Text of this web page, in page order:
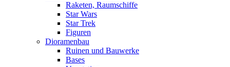
Raketen, Raumschiffe
Star Wars
Star Trek
Figuren
Dioramenbau
Ruinen und Bauwerke
Bases